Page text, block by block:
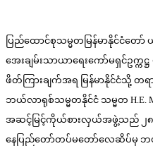
ပြည်ထောင်စုသမ္မတမြန်မာနိုင်ငံတေ
အေးချမ်းသာယာရေးကော်မရှင်ဥက္က
ဖိတ်ကြားချက်အရ မြန်မာနိုင်ငံသို့ တရ
ဘယ်လာရုစ်သမ္မတနိုင်ငံ သမ္မတ H.E.
အဆင့်မြင့်ကိုယ်စားလှယ်အဖွဲ့သည် ၂၈-
နေပြည်တော်တပ်မတော်လေဆိပ်မှ